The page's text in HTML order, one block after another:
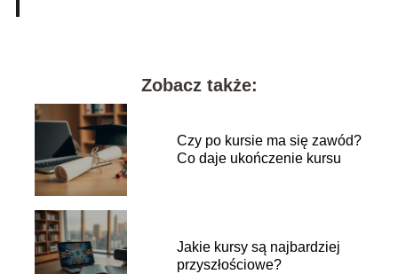
Zobacz także:
Czy po kursie ma się zawód?
Co daje ukończenie kursu
Jakie kursy są najbardziej
przyszłościowe?